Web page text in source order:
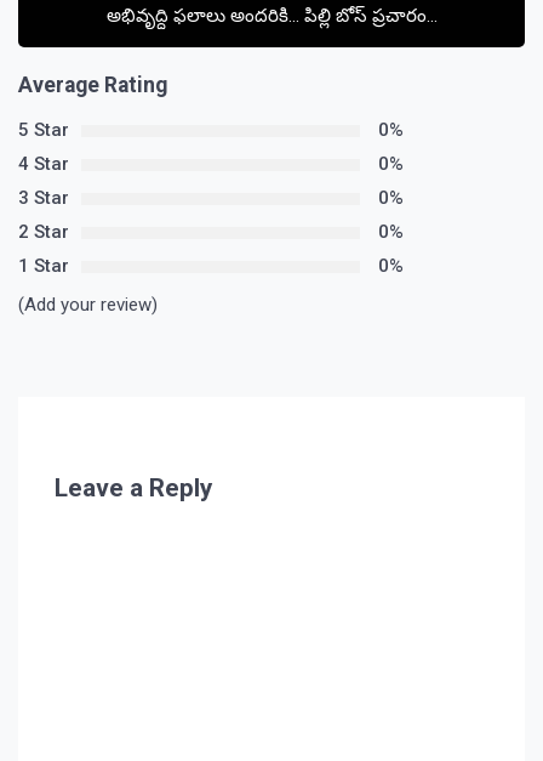
అభివృద్ధి ఫలాలు అందరికి… పిల్లి బోస్ ప్రచారం…
Average Rating
5 Star
0%
4 Star
0%
3 Star
0%
2 Star
0%
1 Star
0%
(Add your review)
Leave a Reply